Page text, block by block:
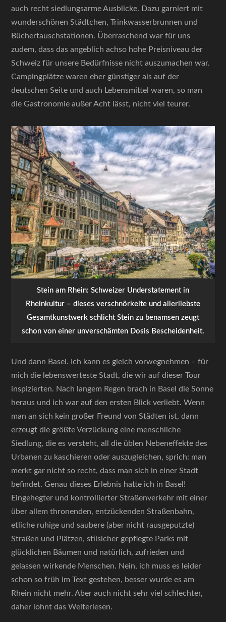
auch recht siedlungsarme Ausblicke. Dazu garniert mit
wunderschönen Städtchen, Trinkwasserbrunnen und
Büchertauschstationen. Überraschend war für uns
zudem, dass das angeblich achso hohe Preisniveau der
Schweiz für unsere Bedürfnisse nicht auszumachen war.
Campingplätze waren eher günstiger als auf der
deutschen Seite und auch Lebensmittel waren, so man
die Gastronomie außer Acht lässt, nicht viel teurer.
Stein am Rhein: Schweizer Understatement in
Rheinkultur – dieses verschnörkelte und allerliebste
Gesamtkunstwerk schlicht Stein zu benamsen zeugt
schon von einer unverschämten Dosis Bescheidenheit.
Und dann Basel. Ich kann es gleich vorwegnehmen – für
mich die lebenswerteste Stadt, die wir auf dieser Tour
inspizierten. Nach langem Regen brach in Basel die Sonne
heraus und ich war auf den ersten Blick verliebt. Wenn
man an sich kein großer Freund von Städten ist, dann
erzeugt die größte Verzückung eine menschliche
Siedlung, die es versteht, all die üblen Nebeneffekte des
Urbanen zu kaschieren oder auszugleichen, sprich: man
merkt gar nicht so recht, dass man sich in einer Stadt
befindet. Genau dieses Erlebnis hatte ich in Basel!
Eingehegter und kontrollierter Straßenverkehr mit einer
über allem thronenden, entzückenden Straßenbahn,
etliche ruhige und saubere (aber nicht rausgeputzte)
Straßen und Plätzen, stilsicher gepflegte Parks mit
glücklichen Bäumen und natürlich, zufrieden und
gelassen wirkende Menschen. Nein, ich muss es leider
schon so früh im Text gestehen, besser wurde es am
Rhein nicht mehr. Aber auch nicht sehr viel schlechter,
daher lohnt das Weiterlesen.